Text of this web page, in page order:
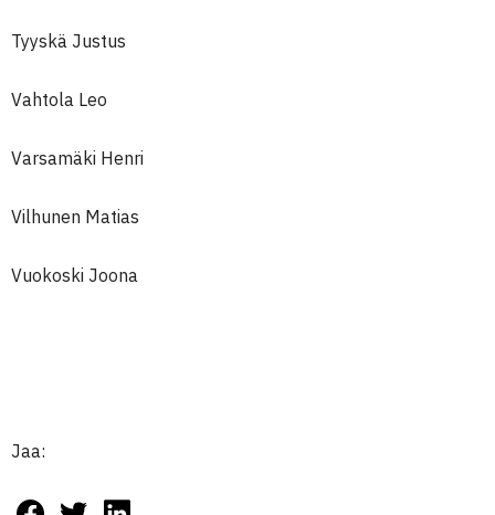
Tyyskä Justus
Vahtola Leo
Varsamäki Henri
Vilhunen Matias
Vuokoski Joona
Jaa: